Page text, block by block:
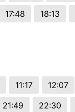
17:48 18:13
11:17 12:07
21:49 22:30